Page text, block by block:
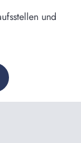
und